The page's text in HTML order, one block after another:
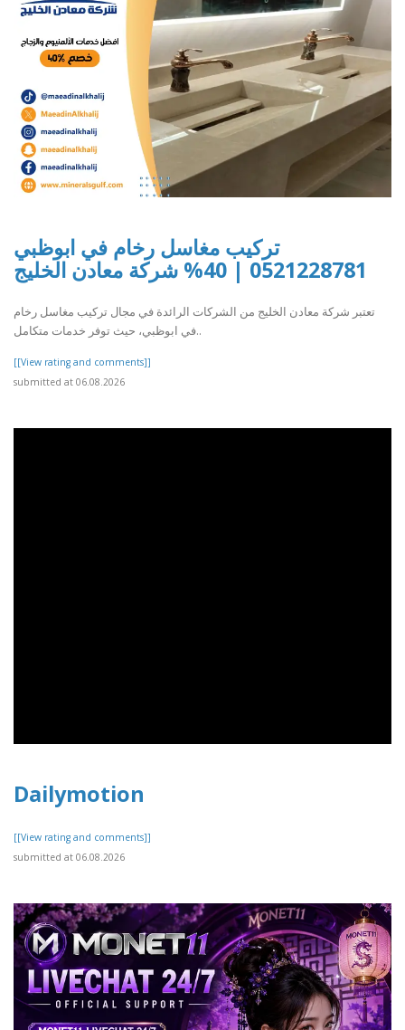
تركيب مغاسل رخام في ابوظبي
0521228781 | 40% شركة معادن الخليج
تعتبر شركة معادن الخليج من الشركات الرائدة في مجال تركيب مغاسل رخام
في ابوظبي، حيث توفر خدمات متكامل..
[[View rating and comments]]
submitted at 06.08.2026
Dailymotion
[[View rating and comments]]
submitted at 06.08.2026